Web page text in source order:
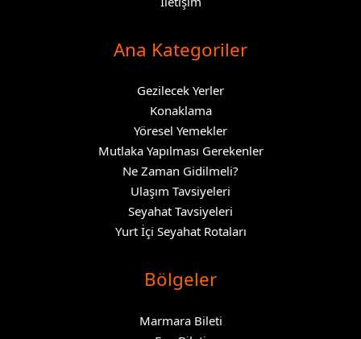
Ana Kategoriler
Gezilecek Yerler
Konaklama
Yöresel Yemekler
Mutlaka Yapılması Gerekenler
Ne Zaman Gidilmeli?
Ulaşım Tavsiyeleri
Seyahat Tavsiyeleri
Yurt İçi Seyahat Rotaları
Bölgeler
Marmara Bileti